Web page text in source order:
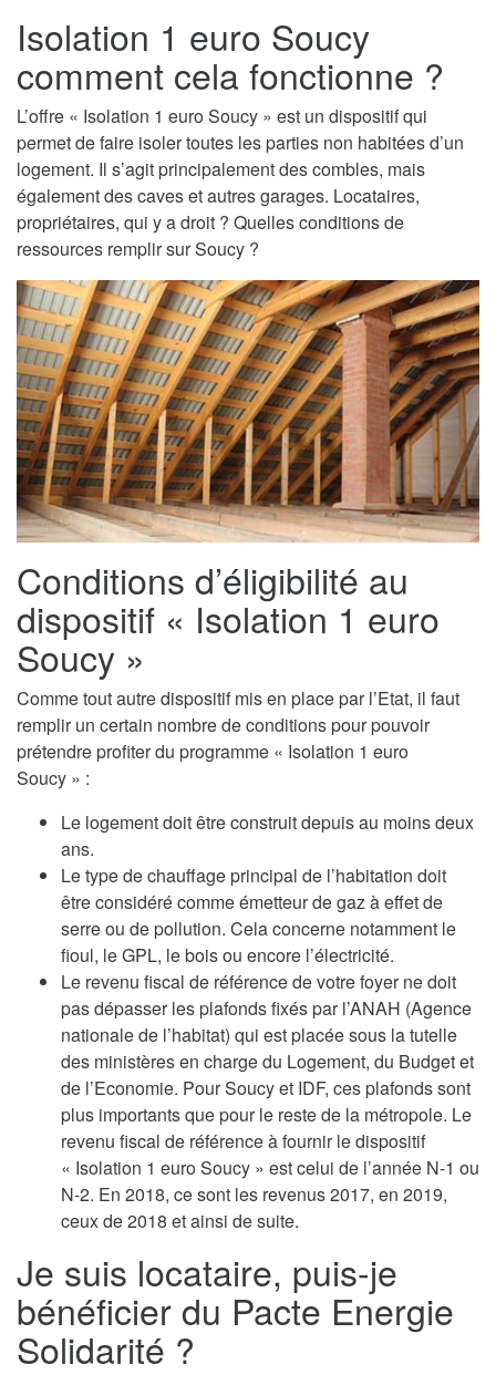
Isolation 1 euro Soucy
comment cela fonctionne ?
L’offre « Isolation 1 euro Soucy » est un dispositif qui
permet de faire isoler toutes les parties non habitées d’un
logement. Il s’agit principalement des combles, mais
également des caves et autres garages. Locataires,
propriétaires, qui y a droit ? Quelles conditions de
ressources remplir sur Soucy ?
Conditions d’éligibilité au
dispositif « Isolation 1 euro
Soucy »
Comme tout autre dispositif mis en place par l’Etat, il faut
remplir un certain nombre de conditions pour pouvoir
prétendre profiter du programme « Isolation 1 euro
Soucy » :
Le logement doit être construit depuis au moins deux
ans.
Le type de chauffage principal de l’habitation doit
être considéré comme émetteur de gaz à effet de
serre ou de pollution. Cela concerne notamment le
fioul, le GPL, le bois ou encore l’électricité.
Le revenu fiscal de référence de votre foyer ne doit
pas dépasser les plafonds fixés par l’ANAH (Agence
nationale de l’habitat) qui est placée sous la tutelle
des ministères en charge du Logement, du Budget et
de l’Economie. Pour Soucy et IDF, ces plafonds sont
plus importants que pour le reste de la métropole. Le
revenu fiscal de référence à fournir le dispositif
« Isolation 1 euro Soucy » est celui de l’année N-1 ou
N-2. En 2018, ce sont les revenus 2017, en 2019,
ceux de 2018 et ainsi de suite.
Je suis locataire, puis-je
bénéficier du Pacte Energie
Solidarité ?